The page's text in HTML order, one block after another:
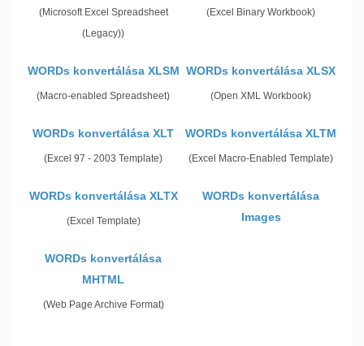
(Microsoft Excel Spreadsheet
(Legacy))
(Excel Binary Workbook)
WORDs konvertálása XLSM
(Macro-enabled Spreadsheet)
WORDs konvertálása XLSX
(Open XML Workbook)
WORDs konvertálása XLT
(Excel 97 - 2003 Template)
WORDs konvertálása XLTM
(Excel Macro-Enabled Template)
WORDs konvertálása XLTX
(Excel Template)
WORDs konvertálása
Images
WORDs konvertálása
MHTML
(Web Page Archive Format)